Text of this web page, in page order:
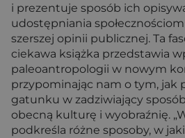
i prezentuje sposób ich
udostępniania
szerszej opinii publicznej. Ta
ciekawa książka przedstawia
paleoantropologii w nowym
przypominając nam o tym, jak
gatunku w zadziwiający
obecną kulturę i wyobraźnię.
podkreśla różne sposoby, w